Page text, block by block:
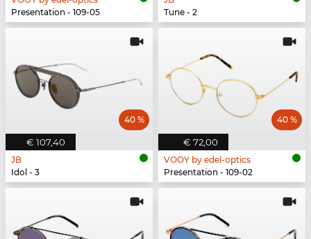
Presentation - 109-05
Tune - 2
€ 107,40
40 %
JB
Idol - 3
€ 72,00
40 %
VOOY by edel-optics
Presentation - 109-02